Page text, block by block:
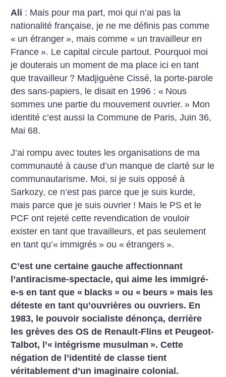
Ali : Mais pour ma part, moi qui n’ai pas la
nationalité française, je ne me définis pas comme
« un étranger », mais comme « un travailleur en
France ». Le capital circule partout. Pourquoi moi
je douterais un moment de ma place ici en tant
que travailleur ? Madjiguène Cissé, la porte-parole
des sans-papiers, le disait en 1996 : « Nous
sommes une partie du mouvement ouvrier. » Mon
identité c’est aussi la Commune de Paris, Juin 36,
Mai 68.
J’ai rompu avec toutes les organisations de ma
communauté à cause d’un manque de clarté sur le
communautarisme. Moi, si je suis opposé à
Sarkozy, ce n’est pas parce que je suis kurde,
mais parce que je suis ouvrier ! Mais le PS et le
PCF ont rejeté cette revendication de vouloir
exister en tant que travailleurs, et pas seulement
en tant qu’« immigrés » ou « étrangers ».
C’est une certaine gauche affectionnant
l’antiracisme-spectacle, qui aime les immigré-
e-s en tant que « blacks » ou « beurs » mais les
déteste en tant qu’ouvrières ou ouvriers. En
1983, le pouvoir socialiste dénonça, derrière
les grèves des OS de Renault-Flins et Peugeot-
Talbot, l’« intégrisme musulman ». Cette
négation de l’identité de classe tient
véritablement d’un imaginaire colonial.